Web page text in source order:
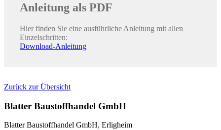
Anleitung als PDF
Hier finden Sie eine ausführliche Anleitung mit allen
Einzelschritten:
Download-Anleitung
Zurück zur Übersicht
Blatter Baustoffhandel GmbH
Blatter Baustoffhandel GmbH, Erligheim